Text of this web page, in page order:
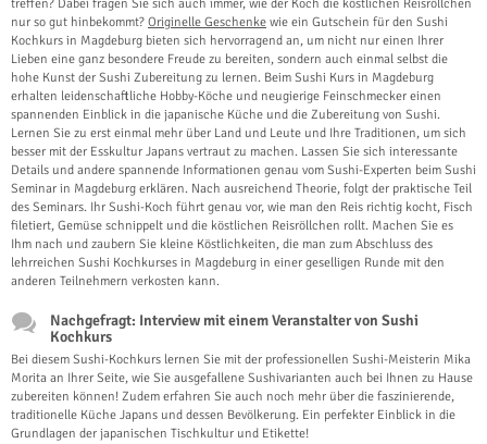
treffen? Dabei fragen Sie sich auch immer, wie der Koch die köstlichen Reisröllchen
nur so gut hinbekommt? Originelle Geschenke wie ein Gutschein für den Sushi
Kochkurs in Magdeburg bieten sich hervorragend an, um nicht nur einen Ihrer
Lieben eine ganz besondere Freude zu bereiten, sondern auch einmal selbst die
hohe Kunst der Sushi Zubereitung zu lernen. Beim Sushi Kurs in Magdeburg
erhalten leidenschaftliche Hobby-Köche und neugierige Feinschmecker einen
spannenden Einblick in die japanische Küche und die Zubereitung von Sushi.
Lernen Sie zu erst einmal mehr über Land und Leute und Ihre Traditionen, um sich
besser mit der Esskultur Japans vertraut zu machen. Lassen Sie sich interessante
Details und andere spannende Informationen genau vom Sushi-Experten beim Sushi
Seminar in Magdeburg erklären. Nach ausreichend Theorie, folgt der praktische Teil
des Seminars. Ihr Sushi-Koch führt genau vor, wie man den Reis richtig kocht, Fisch
filetiert, Gemüse schnippelt und die köstlichen Reisröllchen rollt. Machen Sie es
Ihm nach und zaubern Sie kleine Köstlichkeiten, die man zum Abschluss des
lehrreichen Sushi Kochkurses in Magdeburg in einer geselligen Runde mit den
anderen Teilnehmern verkosten kann.
Nachgefragt: Interview mit einem Veranstalter von Sushi
Kochkurs
Bei diesem Sushi-Kochkurs lernen Sie mit der professionellen Sushi-Meisterin Mika
Morita an Ihrer Seite, wie Sie ausgefallene Sushivarianten auch bei Ihnen zu Hause
zubereiten können! Zudem erfahren Sie auch noch mehr über die faszinierende,
traditionelle Küche Japans und dessen Bevölkerung. Ein perfekter Einblick in die
Grundlagen der japanischen Tischkultur und Etikette!